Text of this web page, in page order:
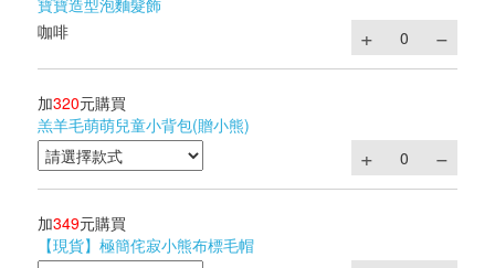
寶寶造型泡麵髮飾
咖啡
加320元購買
羔羊毛萌萌兒童小背包(贈小熊)
加349元購買
【現貨】極簡侘寂小熊布標毛帽